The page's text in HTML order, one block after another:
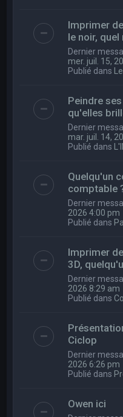
Imprimer
le noir,
Dernier
mer. juil. 15,
Publié dans
Peindre
qu'elles
Dernier
mar. juil. 14,
Publié dans
Quelqu'un
comptable
Dernier
2026 4:00 pm
Publié dans
Imprimer
3D,
Dernier
2026 8:29 am
Publié dans
Ciclop
Dernier
2026 6:26 pm
Publié dans
Owen ici